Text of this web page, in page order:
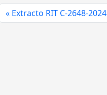
Extracto RIT C-2648-2024